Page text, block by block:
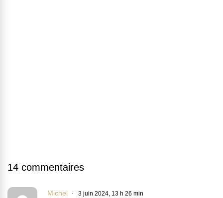
14 commentaires
Michel 3 juin 2024, 13 h 26 min